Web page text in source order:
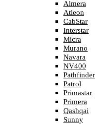
Almera
Atleon
CabStar
Interstar
Micra
Murano
Navara
NV400
Pathfinder
Patrol
Primastar
Primera
Qashqai
Sunny